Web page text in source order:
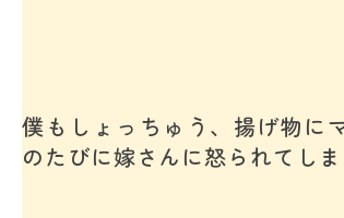
僕もしょっちゅう、揚げ物に
のたびに嫁さんに怒られてし